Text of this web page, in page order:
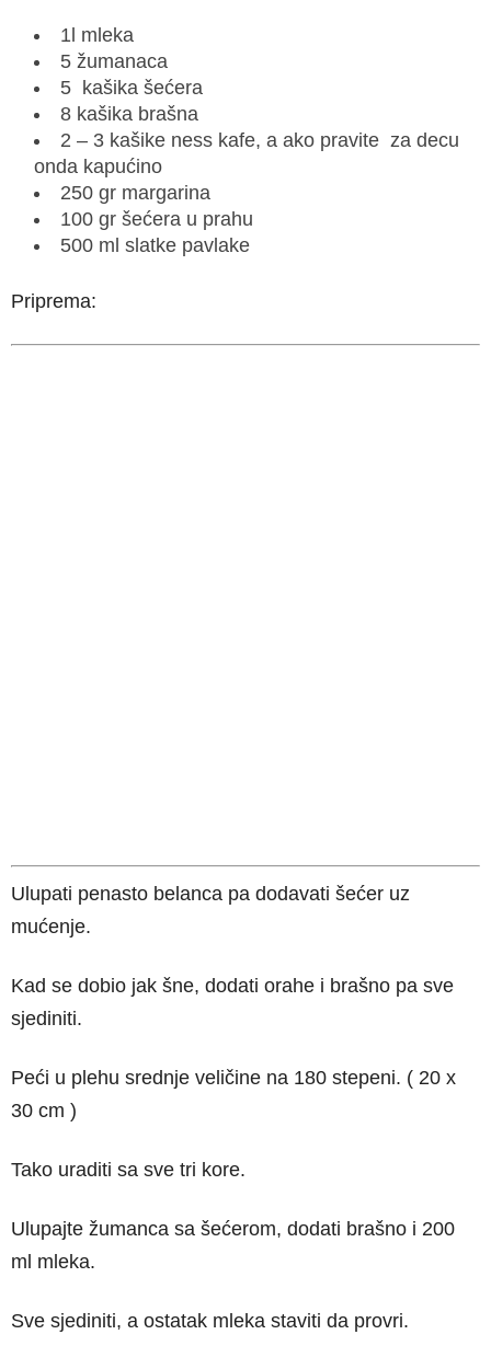
1l mleka
5 žumanaca
5 kašika šećera
8 kašika brašna
2 – 3 kašike ness kafe, a ako pravite za decu
onda kapućino
250 gr margarina
100 gr šećera u prahu
500 ml slatke pavlake
Priprema:
Ulupati penasto belanca pa dodavati šećer uz
mućenje.
Kad se dobio jak šne, dodati orahe i brašno pa sve
sjediniti.
Peći u plehu srednje veličine na 180 stepeni. ( 20 x
30 cm )
Tako uraditi sa sve tri kore.
Ulupajte žumanca sa šećerom, dodati brašno i 200
ml mleka.
Sve sjediniti, a ostatak mleka staviti da provri.